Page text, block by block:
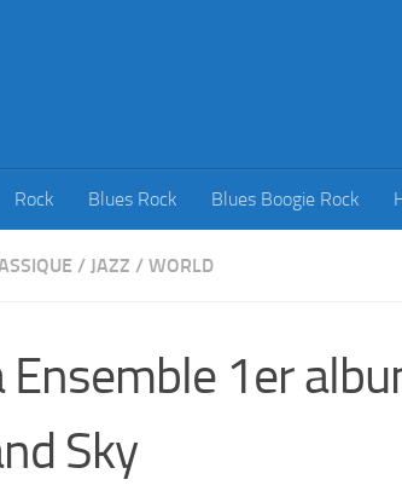
Rock Blues Rock Blues Boogie Rock
/ JAZZ / WORLD
Ensemble 1er
Sky